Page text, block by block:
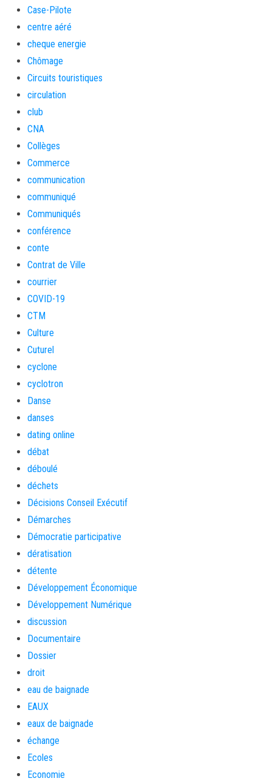
Case-Pilote
centre aéré
cheque energie
Chômage
Circuits touristiques
circulation
club
CNA
Collèges
Commerce
communication
communiqué
Communiqués
conférence
conte
Contrat de Ville
courrier
COVID-19
CTM
Culture
Cuturel
cyclone
cyclotron
Danse
danses
dating online
débat
déboulé
déchets
Décisions Conseil Exécutif
Démarches
Démocratie participative
dératisation
détente
Développement Économique
Développement Numérique
discussion
Documentaire
Dossier
droit
eau de baignade
EAUX
eaux de baignade
échange
Ecoles
Economie